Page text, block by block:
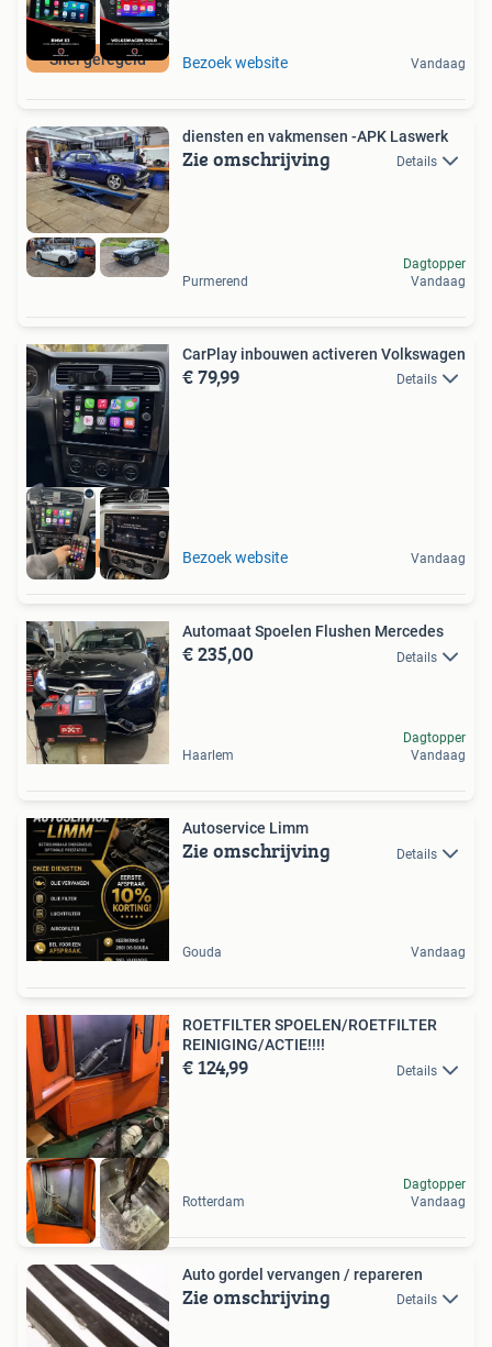
Snel geregeld Bezoek website Vandaag
diensten en vakmensen -APK Laswerk
Zie omschrijving Details
Purmerend
Dagtopper
Vandaag
Volledig Origineel
CarPlay inbouwen activeren Volkswagen
€ 79,99 Details
Bezoek website Vandaag
Automaat Spoelen Flushen Mercedes
€ 235,00 Details
Haarlem
Dagtopper
Vandaag
Autoservice Limm
Zie omschrijving Details
Gouda Vandaag
ROETFILTER SPOELEN/ROETFILTER
REINIGING/ACTIE!!!!
€ 124,99 Details
Rotterdam
Dagtopper
Vandaag
Auto gordel vervangen / repareren
Zie omschrijving Details